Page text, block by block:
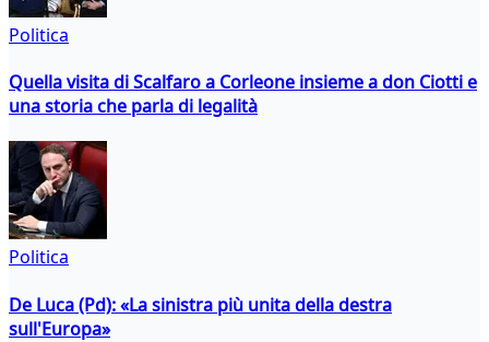
Politica
Quella visita di Scalfaro a Corleone insieme a don Ciotti e
una storia che parla di legalità
Politica
De Luca (Pd): «La sinistra più unita della destra
sull'Europa»